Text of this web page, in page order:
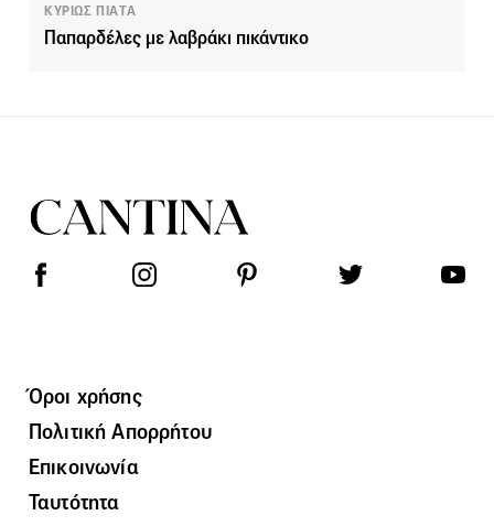
ΚΥΡΙΩΣ ΠΙΑΤΑ
Παπαρδέλες με λαβράκι πικάντικο
Όροι χρήσης
Πολιτική Απορρήτου
Επικοινωνία
Ταυτότητα